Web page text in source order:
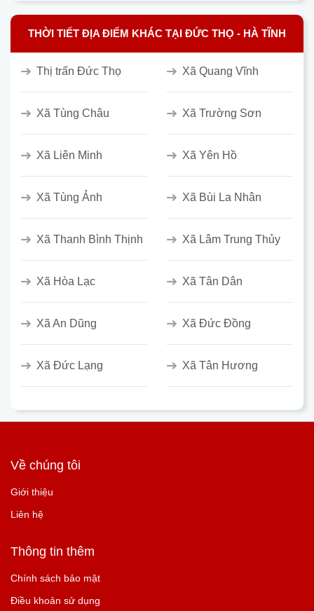
THỜI TIẾT ĐỊA ĐIỂM KHÁC TẠI ĐỨC THỌ - HÀ TĨNH
Thị trấn Đức Thọ Xã Quang Vĩnh
Xã Tùng Châu Xã Trường Sơn
Xã Liên Minh Xã Yên Hồ
Xã Tùng Ảnh Xã Bùi La Nhân
Xã Thanh Bình Thịnh Xã Lâm Trung Thủy
Xã Hòa Lạc Xã Tân Dân
Xã An Dũng Xã Đức Đồng
Xã Đức Lạng Xã Tân Hương
Về chúng tôi
Giới thiệu
Liên hệ
Thông tin thêm
Chính sách bảo mật
Điều khoản sử dụng